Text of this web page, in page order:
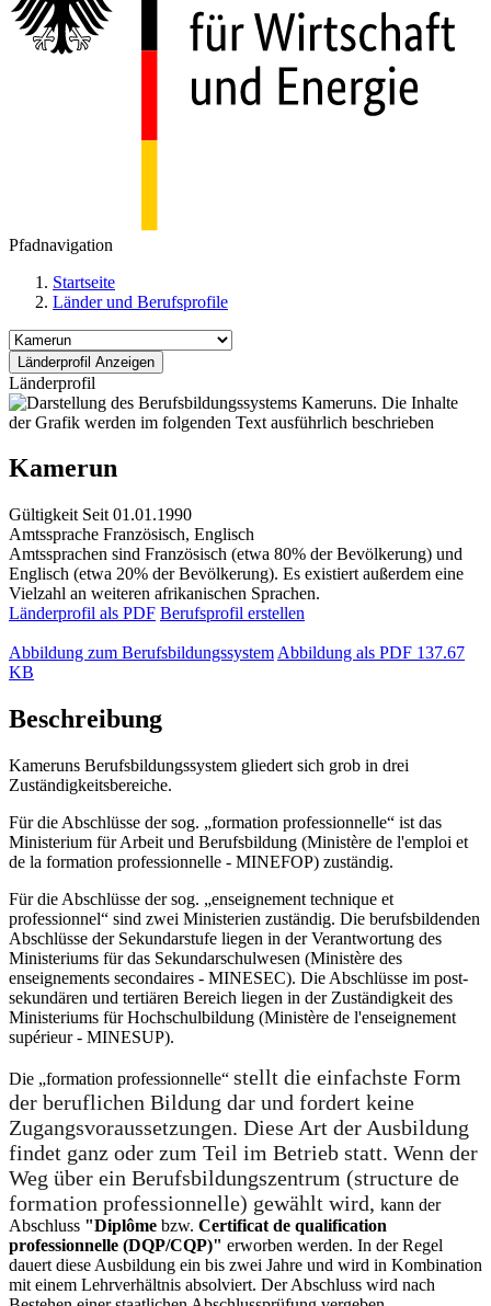
Pfadnavigation
Startseite
Länder und Berufsprofile
Länderprofil
Kamerun
Gültigkeit Seit 01.01.1990
Amtssprache Französisch, Englisch
Amtssprachen sind Französisch (etwa 80% der Bevölkerung) und
Englisch (etwa 20% der Bevölkerung). Es existiert außerdem eine
Vielzahl an weiteren afrikanischen Sprachen.
Länderprofil als PDF Berufsprofil erstellen
Abbildung zum Berufsbildungssystem Abbildung als PDF 137.67
KB
Beschreibung
Kameruns Berufsbildungssystem gliedert sich grob in drei
Zuständigkeitsbereiche.
Für die Abschlüsse der sog. „formation professionnelle“ ist das
Ministerium für Arbeit und Berufsbildung (Ministère de l'emploi et
de la formation professionnelle - MINEFOP) zuständig.
Für die Abschlüsse der sog. „enseignement technique et
professionnel“ sind zwei Ministerien zuständig. Die berufsbildenden
Abschlüsse der Sekundarstufe liegen in der Verantwortung des
Ministeriums für das Sekundarschulwesen (Ministère des
enseignements secondaires - MINESEC). Die Abschlüsse im post-
sekundären und tertiären Bereich liegen in der Zuständigkeit des
Ministeriums für Hochschulbildung (Ministère de l'enseignement
supérieur - MINESUP).
Die „formation professionnelle“ stellt die einfachste Form
der beruflichen Bildung dar und fordert keine
Zugangsvoraussetzungen. Diese Art der Ausbildung
findet ganz oder zum Teil im Betrieb statt. Wenn der
Weg über ein Berufsbildungszentrum (structure de
formation professionnelle) gewählt wird, kann der
Abschluss "Diplôme bzw. Certificat de qualification
professionnelle (DQP/CQP)" erworben werden. In der Regel
dauert diese Ausbildung ein bis zwei Jahre und wird in Kombination
mit einem Lehrverhältnis absolviert. Der Abschluss wird nach